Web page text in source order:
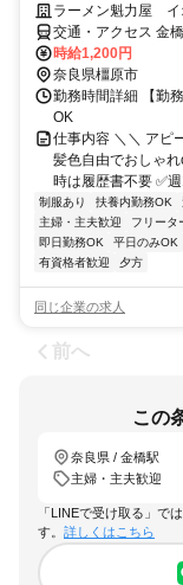
ラーメン魁力屋 イ
交通・アクセス 金
時給1,200円
奈良県橿原市
勤務時間詳細 【勤
OK
仕事内容 ＼＼ アピ
髪色自由でおしゃ
時は履歴書不要 ✅
制服あり 扶養内勤務OK
主婦・主夫歓迎
フリータ
即日勤務OK
平日のみOK
有資格者歓迎
夕方
同じ企業の求人
前へ
この
奈良県 / 金橋駅
主婦・主夫歓迎
「LINEで受け取る」で
す。 詳しくはこちら